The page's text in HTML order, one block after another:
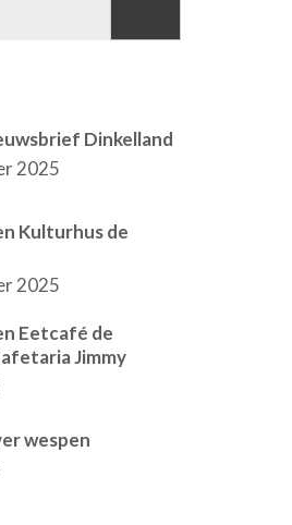
Dinkelland
2025
Kulturhus de
2025
Eetcafé de
Jimmy
wespen